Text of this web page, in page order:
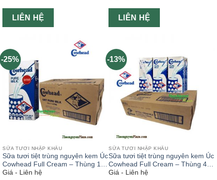
LIÊN HỆ LIÊN HỆ
-25%
SỮA TƯƠI NHẬP KHẨU
Sữa tươi tiệt trùng nguyên kem Úc
Cowhead Full Cream – Thùng 12
hộp 1L
Giá - Liên hệ
-13%
SỮA TƯƠI NHẬP KHẨU
Sữa tươi tiệt trùng nguyên kem Úc
Cowhead Full Cream – Thùng 4×6
pack
Giá - Liên hệ